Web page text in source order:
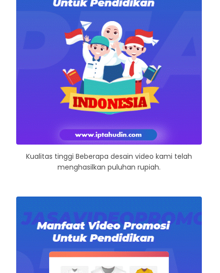
Kualitas tinggi Beberapa desain video kami telah
menghasilkan puluhan rupiah.